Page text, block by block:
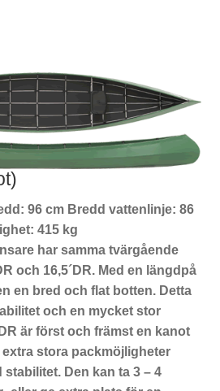
96 cm Bredd vattenlinje: 86
415 kg
har samma tvärgående
och 16,5´DR. Med en längdpå
en bred och flat botten. Detta
och en mycket stor
är först och främst en kanot
stora packmöjligheter
Den kan ta 3 – 4